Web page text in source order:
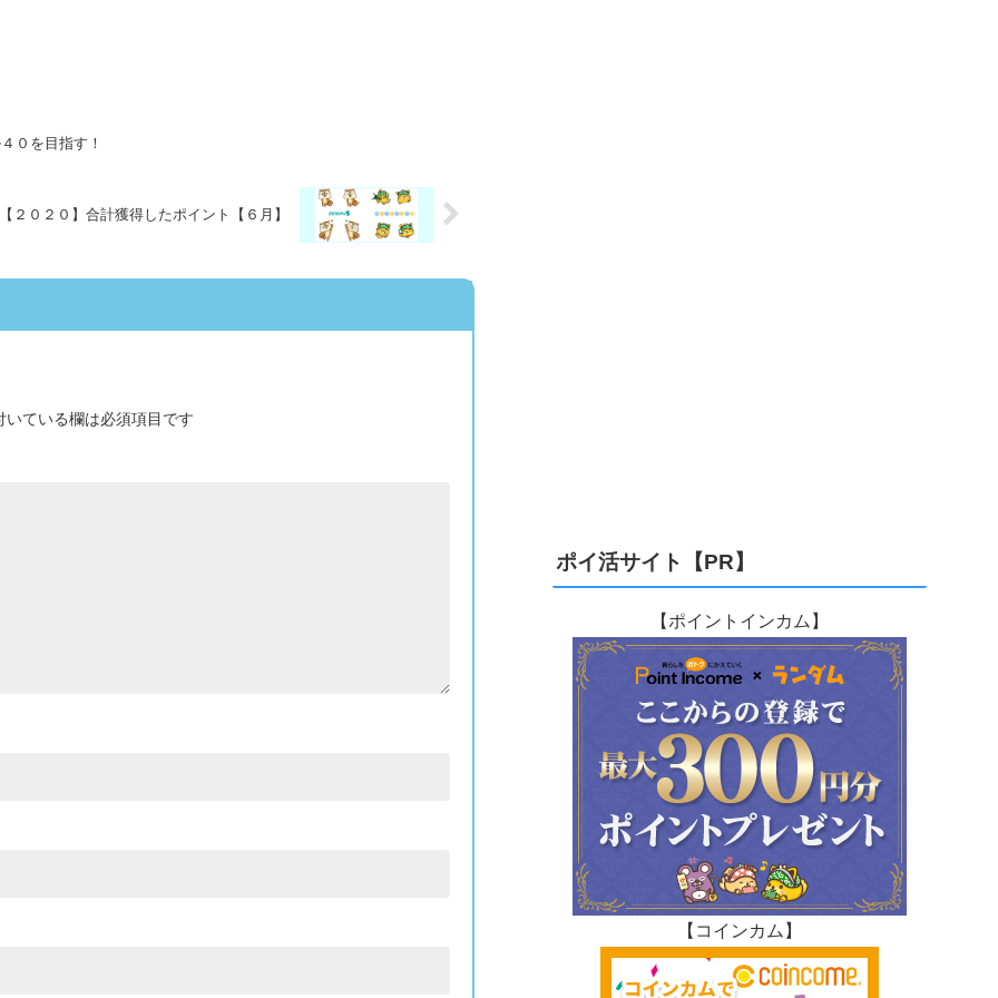
０を目指す！
【２０２０】合計獲得したポイント【６月】
ている欄は必須項目です
ポイ活サイト【PR】
【ポイントインカム】
【コインカム】